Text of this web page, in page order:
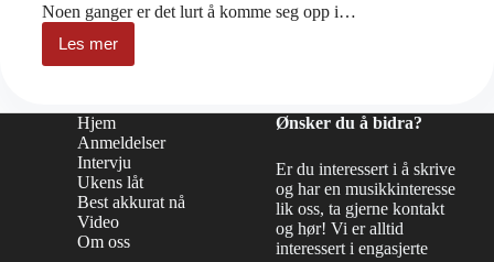
Noen ganger er det lurt å komme seg opp i…
Les merSkikkelig
rock’n’
oktoberkveld
i
hovedstaden
Hjem
Anmeldelser
Intervju
Ukens låt
Best akkurat nå
Video
Om oss
Ønsker du å bidra?
Er du interessert i å skrive
og har en musikkinteresse
lik oss, ta gjerne kontakt
og hør! Vi er alltid
interessert i engasjerte